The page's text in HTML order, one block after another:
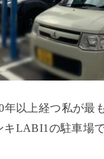
年以上経つ私が最
LABI1の駐車場で